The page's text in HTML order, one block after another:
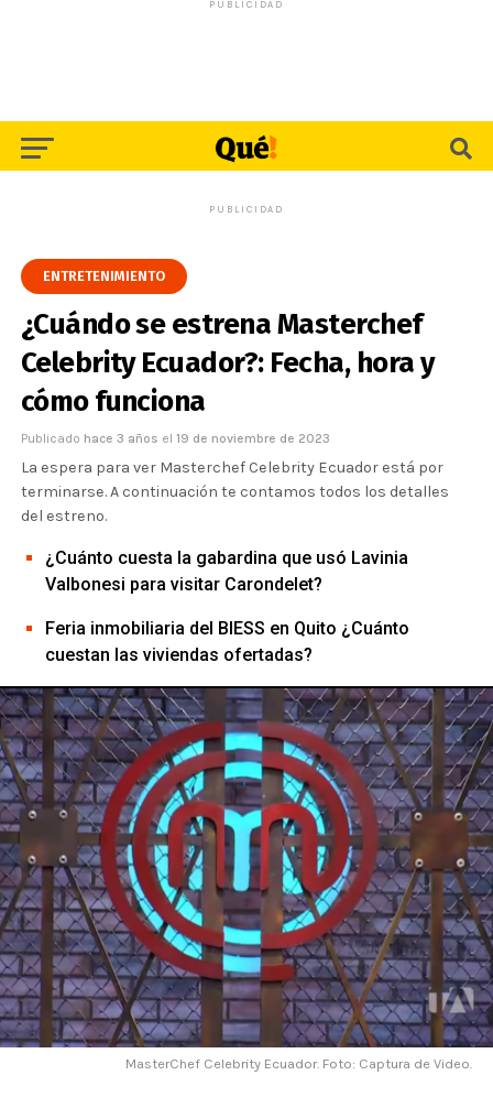
PUBLICIDAD
PUBLICIDAD
ENTRETENIMIENTO
¿Cuándo se estrena Masterchef
Celebrity Ecuador?: Fecha, hora y
cómo funciona
Publicado hace 3 años el 19 de noviembre de 2023
La espera para ver Masterchef Celebrity Ecuador está por
terminarse. A continuación te contamos todos los detalles
del estreno.
¿Cuánto cuesta la gabardina que usó Lavinia
Valbonesi para visitar Carondelet?
Feria inmobiliaria del BIESS en Quito ¿Cuánto
cuestan las viviendas ofertadas?
MasterChef Celebrity Ecuador. Foto: Captura de Video.